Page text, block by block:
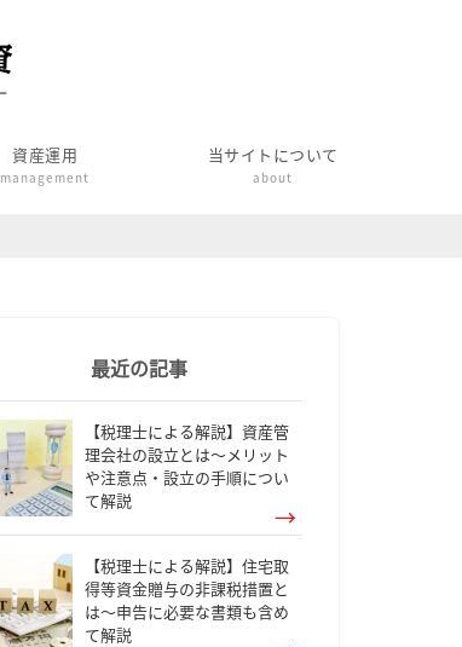
資産運用
management
当サイトについて
about
最近の記事
【税理士による解説】資産管
理会社の設立とは～メリット
や注意点・設立の手順につい
て解説
【税理士による解説】住宅取
得等資金贈与の非課税措置と
は～申告に必要な書類も含め
て解説